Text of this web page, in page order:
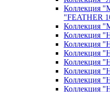
Коллекция
"FEATHER
Коллекция
Коллекция
Коллекция
Коллекция
Коллекция
Коллекция
Коллекция
Коллекция